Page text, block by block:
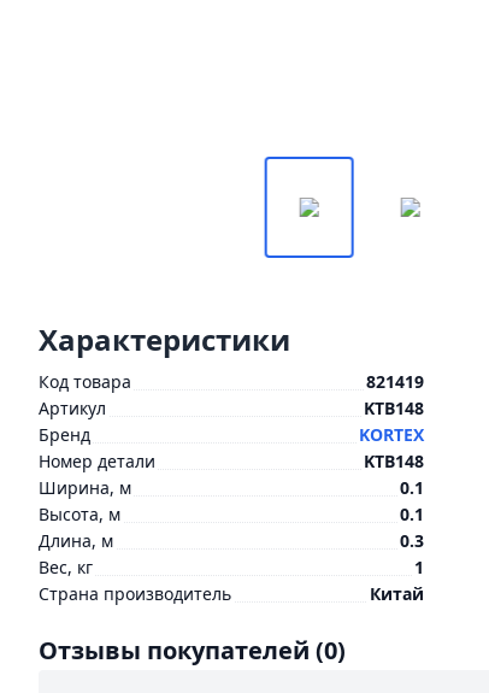
Характеристики
Код товара
821419
Артикул
KTB148
Бренд
KORTEX
Номер детали
KTB148
Ширина, м
0.1
Высота, м
0.1
Длина, м
0.3
Вес, кг
1
Страна производитель
Китай
Отзывы покупателей (0)